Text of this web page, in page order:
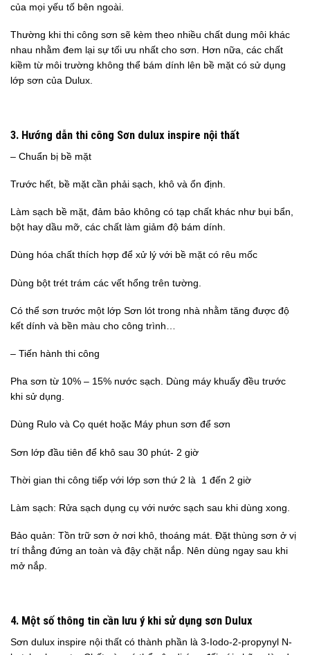
của mọi yếu tố bên ngoài.
Thường khi thi công sơn sẽ kèm theo nhiều chất dung môi khác
nhau nhằm đem lại sự tối ưu nhất cho sơn. Hơn nữa, các chất
kiềm từ môi trường không thể bám dính lên bề mặt có sử dụng
lớp sơn của Dulux.
3. Hướng dẫn thi công Sơn dulux inspire nội thất
– Chuẩn bị bề mặt
Trước hết, bề mặt cần phải sạch, khô và ổn định.
Làm sạch bề mặt, đảm bảo không có tạp chất khác như bụi bẩn,
bột hay dầu mỡ, các chất làm giảm độ bám dính.
Dùng hóa chất thích hợp để xử lý với bề mặt có rêu mốc
Dùng bột trét trám các vết hổng trên tường.
Có thể sơn trước một lớp Sơn lót trong nhà nhằm tăng được độ
kết dính và bền màu cho công trình…
– Tiến hành thi công
Pha sơn từ 10% – 15% nước sạch. Dùng máy khuấy đều trước
khi sử dụng.
Dùng Rulo và Cọ quét hoặc Máy phun sơn để sơn
Sơn lớp đầu tiên để khô sau 30 phút- 2 giờ
Thời gian thi công tiếp với lớp sơn thứ 2 là 1 đến 2 giờ
Làm sạch: Rửa sạch dụng cụ với nước sạch sau khi dùng xong.
Bảo quản: Tồn trữ sơn ở nơi khô, thoáng mát. Đặt thùng sơn ở vị
trí thẳng đứng an toàn và đậy chặt nắp. Nên dùng ngay sau khi
mở nắp.
4. Một số thông tin cần lưu ý khi sử dụng sơn Dulux
Sơn dulux inspire nội thất có thành phần là 3-Iodo-2-propynyl N-